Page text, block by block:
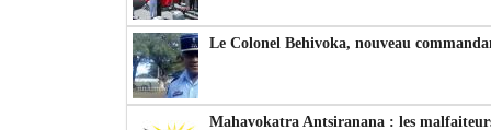
Le Colonel Behivoka, nouveau
Mahavokatra Antsiranana : les